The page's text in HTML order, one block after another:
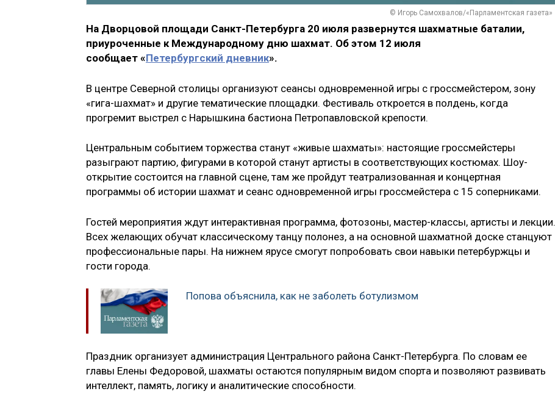
© Игорь Самохвалов/«Парламентская газета»
На Дворцовой площади Санкт-Петербурга 20 июля развернутся шахматные баталии,
приуроченные к Международному дню шахмат. Об этом 12 июля
сообщает «Петербургский дневник».
В центре Северной столицы организуют сеансы одновременной игры с гроссмейстером, зону
«гига-шахмат» и другие тематические площадки. Фестиваль откроется в полдень, когда
прогремит выстрел с Нарышкина бастиона Петропавловской крепости.
Центральным событием торжества станут «живые шахматы»: настоящие гроссмейстеры
разыграют партию, фигурами в которой станут артисты в соответствующих костюмах. Шоу-
открытие состоится на главной сцене, там же пройдут театрализованная и концертная
программы об истории шахмат и сеанс одновременной игры гроссмейстера с 15 соперниками.
Гостей мероприятия ждут интерактивная программа, фотозоны, мастер-классы, артисты и лекции.
Всех желающих обучат классическому танцу полонез, а на основной шахматной доске станцуют
профессиональные пары. На нижнем ярусе смогут попробовать свои навыки петербуржцы и
гости города.
Попова объяснила, как не заболеть ботулизмом
Праздник организует администрация Центрального района Санкт-Петербурга. По словам ее
главы Елены Федоровой, шахматы остаются популярным видом спорта и позволяют развивать
интеллект, память, логику и аналитические способности.